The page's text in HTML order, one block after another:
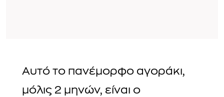
Αυτό το πανέμορφο αγοράκι,
μόλις 2 μηνών, είναι ο